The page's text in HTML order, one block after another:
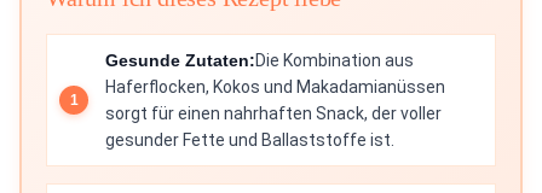
Gesunde Zutaten:Die Kombination aus
Haferflocken, Kokos und Makadamianüssen
sorgt für einen nahrhaften Snack, der voller
gesunder Fette und Ballaststoffe ist.